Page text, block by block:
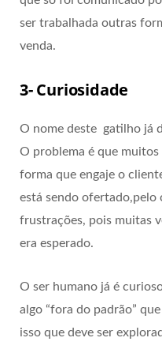
ser trabalhada outras
venda.
3- Curiosidade
O nome deste gatilho já
O problema é que muitos
forma que engaje o
está sendo ofertado,pelo
frustrações, pois muitas
era esperado.
O ser humano já é
algo “fora do padrão”
isso que deve ser